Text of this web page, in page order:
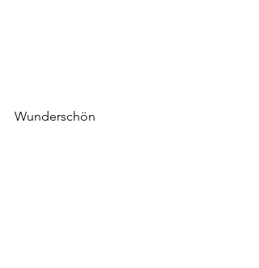
Wunderschön